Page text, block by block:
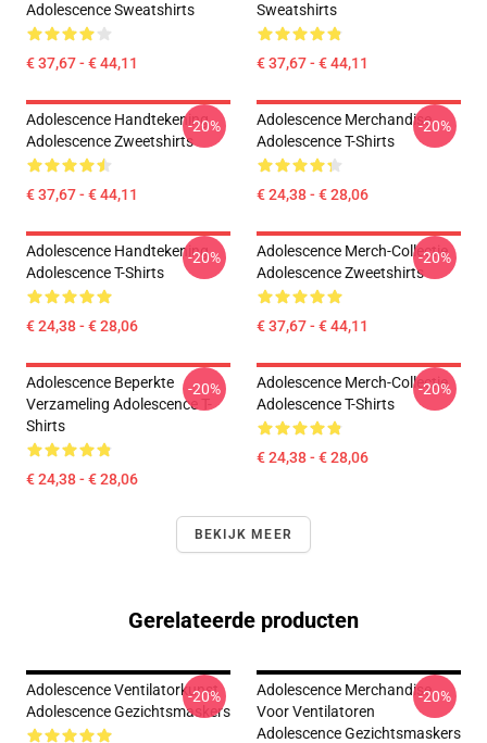
Adolescence Sweatshirts
€ 37,67 - € 44,11
Sweatshirts
€ 37,67 - € 44,11
Adolescence Handtekening
Adolescence Zweetshirts
€ 37,67 - € 44,11
-20%
Adolescence Merchandise
Adolescence T-Shirts
€ 24,38 - € 28,06
-20%
Adolescence Handtekening
Adolescence T-Shirts
€ 24,38 - € 28,06
-20%
Adolescence Merch-Collectie
Adolescence Zweetshirts
€ 37,67 - € 44,11
-20%
Adolescence Beperkte
Verzameling Adolescence T-
Shirts
€ 24,38 - € 28,06
-20%
Adolescence Merch-Collectie
Adolescence T-Shirts
€ 24,38 - € 28,06
-20%
BEKIJK MEER
Gerelateerde producten
Adolescence Ventilatorkunst
Adolescence Gezichtsmaskers
-20%
Adolescence Merchandise
Voor Ventilatoren
Adolescence Gezichtsmaskers
-20%